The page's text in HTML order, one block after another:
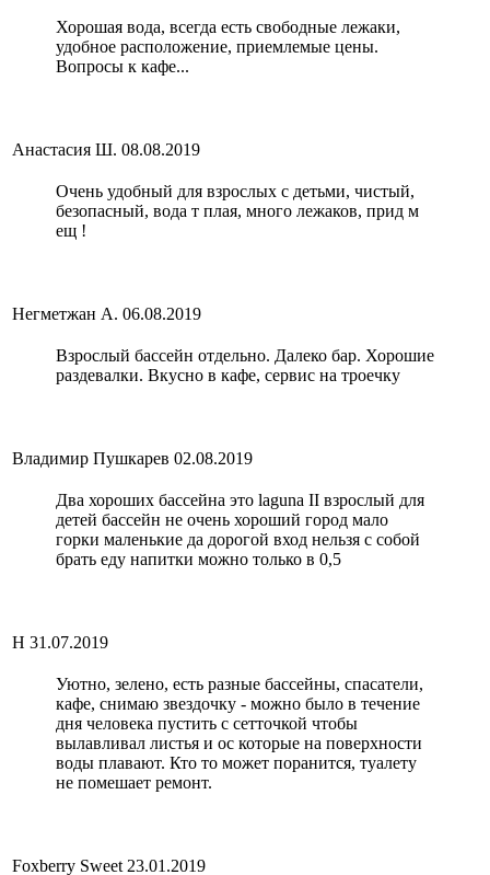
Хорошая вода, всегда есть свободные лежаки,
удобное расположение, приемлемые цены.
Вопросы к кафе...
Анастасия Ш. 08.08.2019
Очень удобный для взрослых с детьми, чистый,
безопасный, вода т плая, много лежаков, прид м
ещ !
Негметжан А. 06.08.2019
Взрослый бассейн отдельно. Далеко бар. Хорошие
раздевалки. Вкусно в кафе, сервис на троечку
Владимир Пушкарев 02.08.2019
Два хороших бассейна это laguna II взрослый для
детей бассейн не очень хороший город мало
горки маленькие да дорогой вход нельзя с собой
брать еду напитки можно только в 0,5
H 31.07.2019
Уютно, зелено, есть разные бассейны, спасатели,
кафе, снимаю звездочку - можно было в течение
дня человека пустить с сетточкой чтобы
вылавливал листья и ос которые на поверхности
воды плавают. Кто то может поранится, туалету
не помешает ремонт.
Foxberry Sweet 23.01.2019